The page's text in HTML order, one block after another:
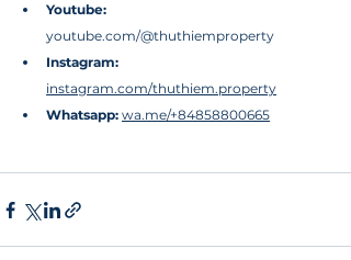
Youtube:
youtube.com/@thuthiemproperty
Instagram:
instagram.com/thuthiem.property
Whatsapp: wa.me/+84858800665